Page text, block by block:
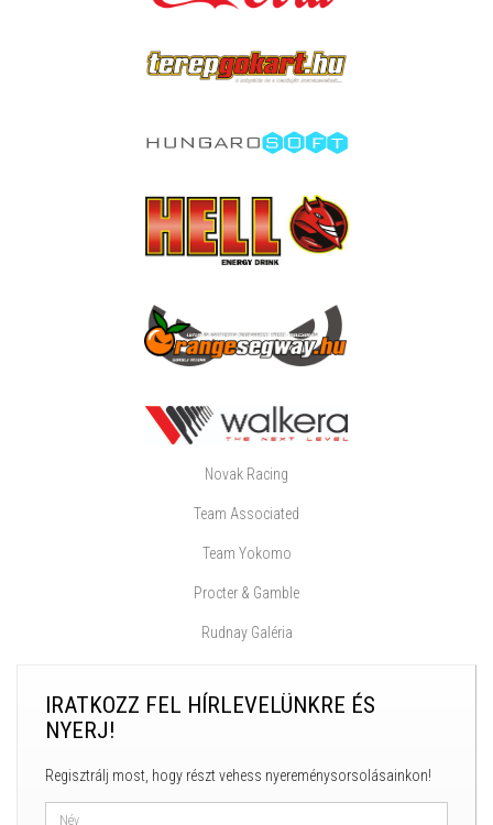
Novak Racing
Team Associated
Team Yokomo
Procter & Gamble
Rudnay Galéria
IRATKOZZ FEL HÍRLEVELÜNKRE ÉS
NYERJ!
Regisztrálj most, hogy részt vehess nyereménysorsolásainkon!